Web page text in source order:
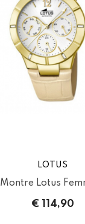
LOTUS
Montre Lotus
€ 114,90